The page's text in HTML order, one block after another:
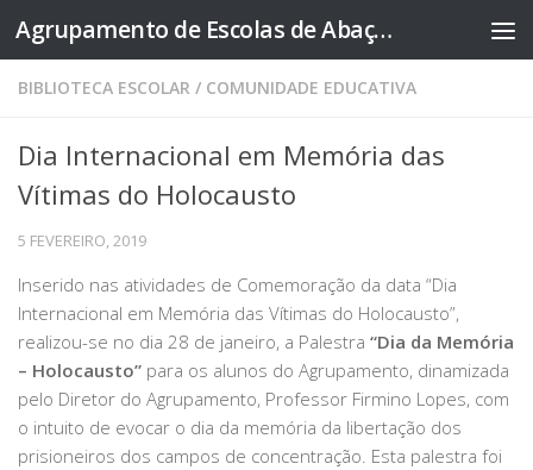
Skip to content Agrupamento de Escolas de Abação
BIBLIOTECA ESCOLAR / COMUNIDADE EDUCATIVA
Dia Internacional em Memória das
Vítimas do Holocausto
5 FEVEREIRO, 2019
Inserido nas atividades de Comemoração da data “Dia
Internacional em Memória das Vítimas do Holocausto”,
realizou-se no dia 28 de janeiro, a Palestra “Dia da Memória
– Holocausto” para os alunos do Agrupamento, dinamizada
pelo Diretor do Agrupamento, Professor Firmino Lopes, com
o intuito de evocar o dia da memória da libertação dos
prisioneiros dos campos de concentração. Esta palestra foi